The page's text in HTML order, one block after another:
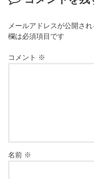
メールアドレスが公開さ
欄は必須項目です
コメント ※
名前 ※